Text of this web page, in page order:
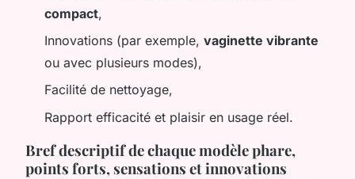
compact,
Innovations (par exemple, vaginette vibrante
ou avec plusieurs modes),
Facilité de nettoyage,
Rapport efficacité et plaisir en usage réel.
Bref descriptif de chaque modèle phare,
points forts, sensations et innovations